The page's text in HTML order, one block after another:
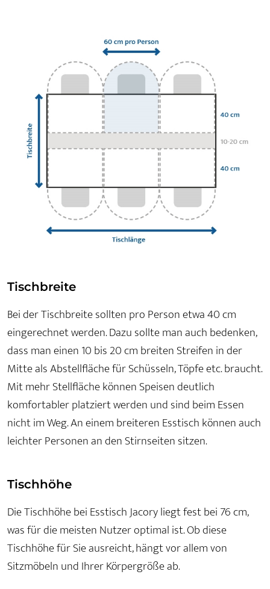
Tischbreite
Bei der Tischbreite sollten pro Person etwa 40 cm
eingerechnet werden. Dazu sollte man auch bedenken,
dass man einen 10 bis 20 cm breiten Streifen in der
Mitte als Abstellfläche für Schüsseln, Töpfe etc. braucht.
Mit mehr Stellfläche können Speisen deutlich
komfortabler platziert werden und sind beim Essen
nicht im Weg. An einem breiteren Esstisch können auch
leichter Personen an den Stirnseiten sitzen.
Tischhöhe
Die Tischhöhe bei Esstisch Jacory liegt fest bei 76 cm,
was für die meisten Nutzer optimal ist. Ob diese
Tischhöhe für Sie ausreicht, hängt vor allem von
Sitzmöbeln und Ihrer Körpergröße ab.